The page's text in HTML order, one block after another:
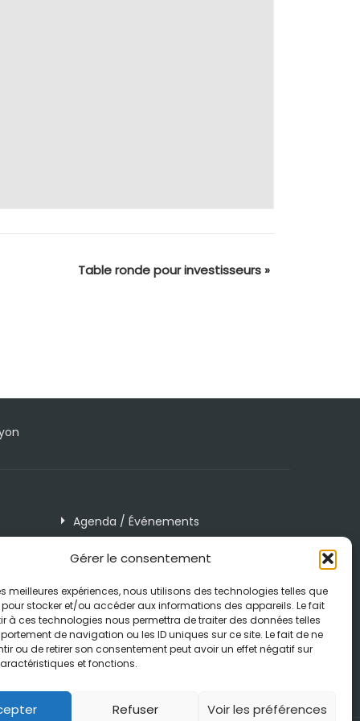
Gérer le consentement
meilleures expériences, nous utilisons des technologies telles que
stocker et/ou accéder aux informations des appareils. Le fait
à ces technologies nous permettra de traiter des données telles
de navigation ou les ID uniques sur ce site. Le fait de ne
ou de retirer son consentement peut avoir un effet négatif sur
et fonctions.
Refuser Voir les préférences
Table ronde pour investisseurs»
Agenda / Événements
Mentions légales et RGPD
Politique de cookies (UE)